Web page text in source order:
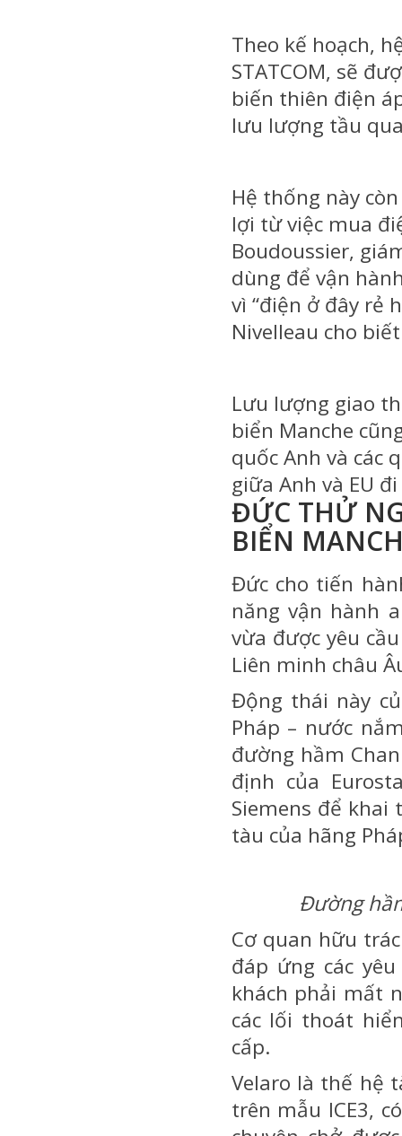
Theo kế hoạch,
STATCOM, sẽ
biến thiên điện
lưu lượng tầu
Hệ thống này
lợi từ việc mua
Boudoussier,
dùng để vận
vì “điện ở đây rẻ
Nivelleau cho
Lưu lượng giao
biển Manche
quốc Anh và các
giữa Anh và EU
ĐỨC THỬ
BIỂN
Đức cho tiến
năng vận hành
vừa được yêu
Liên minh châu
Động thái này
Pháp – nước
đường hầm
định của
Siemens để
tàu của hãng
Đường
Cơ quan hữu
đáp ứng các
khách phải mất
các lối thoát
cấp.
Velaro là thế hệ
trên mẫu ICE3,